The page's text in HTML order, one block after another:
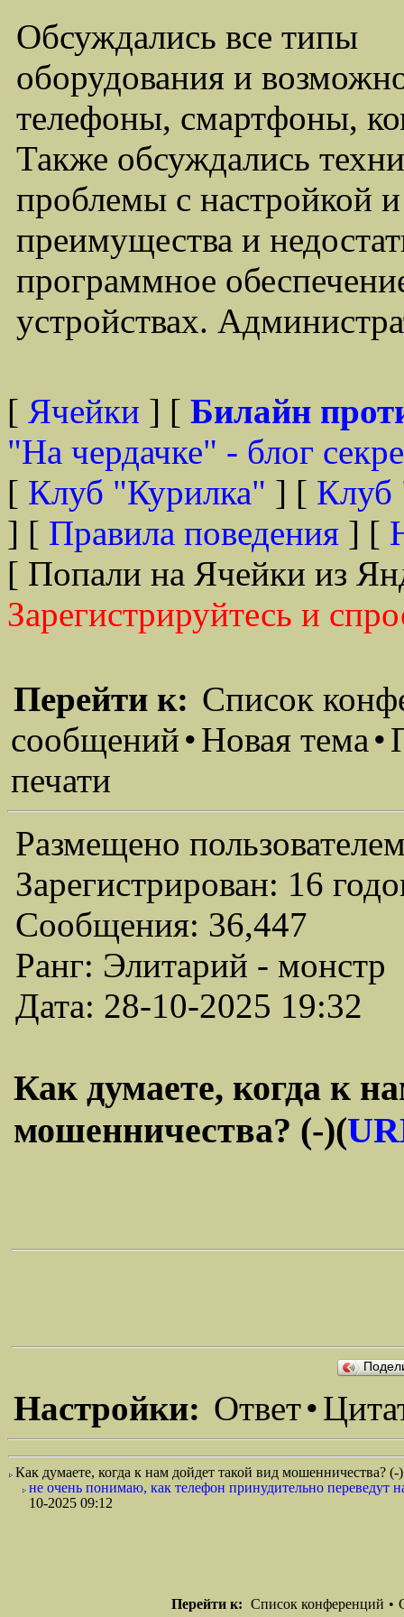
Обсуждались все типы
оборудования и
телефоны, смартфоны,
Также обсуждались
проблемы с настройкой
преимущества и
программное
устройствах.
[ Ячейки ] [ Билайн
"На чердачке" - блог
[ Клуб "Курилка" ] [ Клуб
] [ Правила поведения ] [
[ Попали на Ячейки из
Зарегистрируйтесь и
Перейти к: Список
сообщений•Новая тема•
печати
Размещено
Зарегистрирован: 16
Сообщения: 36,447
Ранг: Элитарий - монстр
Дата: 28-10-2025 19:32
Как думаете, когда к
мошенничества? (-)(
Настройки: Ответ•
Как думаете, когда к нам дойдет такой вид мошенничества?
не очень понимаю, как телефон принудительно переведут
10-2025 09:12
Перейти к: Список конференций •